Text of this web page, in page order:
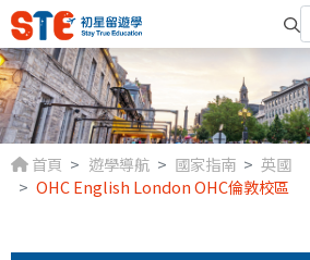
首頁 遊學導航 國家指南
英國
OHC English London OHC倫敦校區